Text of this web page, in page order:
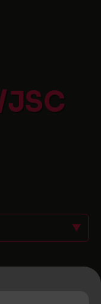
JSC